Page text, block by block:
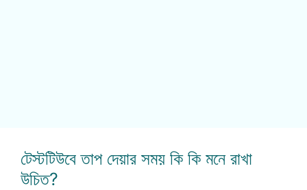
টেস্টটিউবে তাপ দেয়ার সময় কি কি মনে রাখা
উচিত?